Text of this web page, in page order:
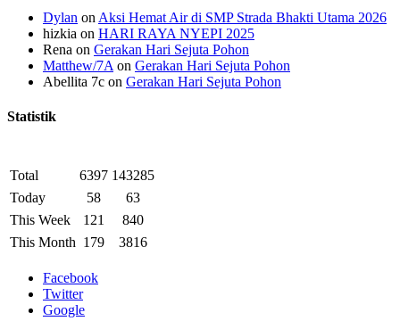
Dylan on Aksi Hemat Air di SMP Strada Bhakti Utama 2026
hizkia on HARI RAYA NYEPI 2025
Rena on Gerakan Hari Sejuta Pohon
Matthew/7A on Gerakan Hari Sejuta Pohon
Abellita 7c on Gerakan Hari Sejuta Pohon
Statistik
Total 6397 143285
Today
58
63
This Week
121
840
This Month 179 3816
Facebook
Twitter
Google